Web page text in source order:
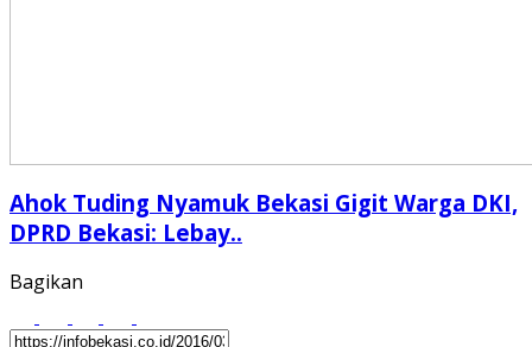
Ahok Tuding Nyamuk Bekasi Gigit Warga DKI,
DPRD Bekasi: Lebay..
Bagikan